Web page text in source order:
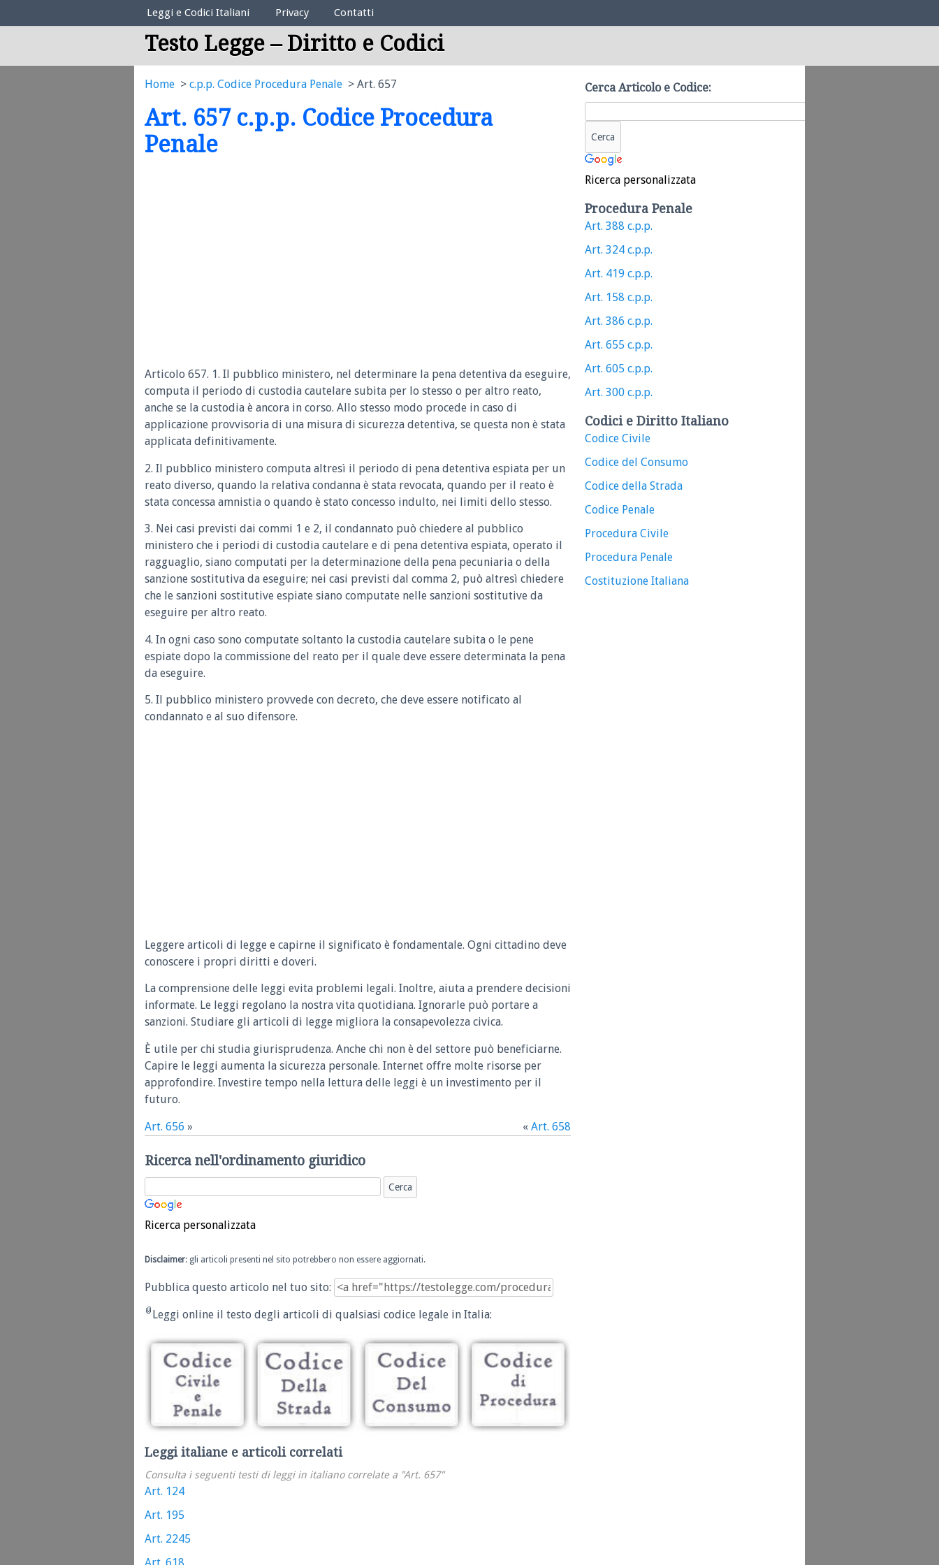
Elenco Codici Legali
Leggi e Codici Italiani Privacy Contatti
Testo Legge – Diritto e Codici
Home c.p.p. Codice Procedura Penale Art. 657
Art. 657 c.p.p. Codice Procedura
Penale
Articolo 657. 1. Il pubblico ministero, nel determinare la pena detentiva da eseguire,
computa il periodo di custodia cautelare subita per lo stesso o per altro reato,
anche se la custodia è ancora in corso. Allo stesso modo procede in caso di
applicazione provvisoria di una misura di sicurezza detentiva, se questa non è stata
applicata definitivamente.
2. Il pubblico ministero computa altresì il periodo di pena detentiva espiata per un
reato diverso, quando la relativa condanna è stata revocata, quando per il reato è
stata concessa amnistia o quando è stato concesso indulto, nei limiti dello stesso.
3. Nei casi previsti dai commi 1 e 2, il condannato può chiedere al pubblico
ministero che i periodi di custodia cautelare e di pena detentiva espiata, operato il
ragguaglio, siano computati per la determinazione della pena pecuniaria o della
sanzione sostitutiva da eseguire; nei casi previsti dal comma 2, può altresì chiedere
che le sanzioni sostitutive espiate siano computate nelle sanzioni sostitutive da
eseguire per altro reato.
4. In ogni caso sono computate soltanto la custodia cautelare subita o le pene
espiate dopo la commissione del reato per il quale deve essere determinata la pena
da eseguire.
5. Il pubblico ministero provvede con decreto, che deve essere notificato al
condannato e al suo difensore.
Leggere articoli di legge e capirne il significato è fondamentale. Ogni cittadino deve
conoscere i propri diritti e doveri.
La comprensione delle leggi evita problemi legali. Inoltre, aiuta a prendere decisioni
informate. Le leggi regolano la nostra vita quotidiana. Ignorarle può portare a
sanzioni. Studiare gli articoli di legge migliora la consapevolezza civica.
È utile per chi studia giurisprudenza. Anche chi non è del settore può beneficiarne.
Capire le leggi aumenta la sicurezza personale. Internet offre molte risorse per
approfondire. Investire tempo nella lettura delle leggi è un investimento per il
futuro.
Art. 656 » « Art. 658
Ricerca nell'ordinamento giuridico
Ricerca personalizzata
Disclaimer: gli articoli presenti nel sito potrebbero non essere aggiornati.
Pubblica questo articolo nel tuo sito:
Leggi online il testo degli articoli di qualsiasi codice legale in Italia:
Leggi italiane e articoli correlati
Consulta i seguenti testi di leggi in italiano correlate a "Art. 657"
Art. 124
Art. 195
Art. 2245
Cerca Articolo e Codice:
Ricerca personalizzata
Procedura Penale
Art. 388 c.p.p.
Art. 324 c.p.p.
Art. 419 c.p.p.
Art. 158 c.p.p.
Art. 386 c.p.p.
Art. 655 c.p.p.
Art. 605 c.p.p.
Art. 300 c.p.p.
Codici e Diritto Italiano
Codice Civile
Codice del Consumo
Codice della Strada
Codice Penale
Procedura Civile
Procedura Penale
Costituzione Italiana